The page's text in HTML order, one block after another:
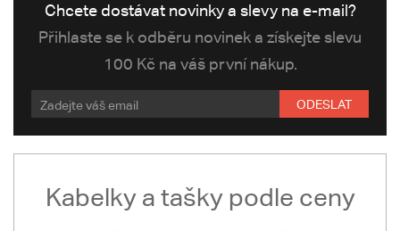
Chcete dostávat novinky a slevy na e-mail?
Přihlaste se k odběru novinek a získejte slevu
100 Kč na váš první nákup.
ODESLAT
Kabelky a tašky podle ceny